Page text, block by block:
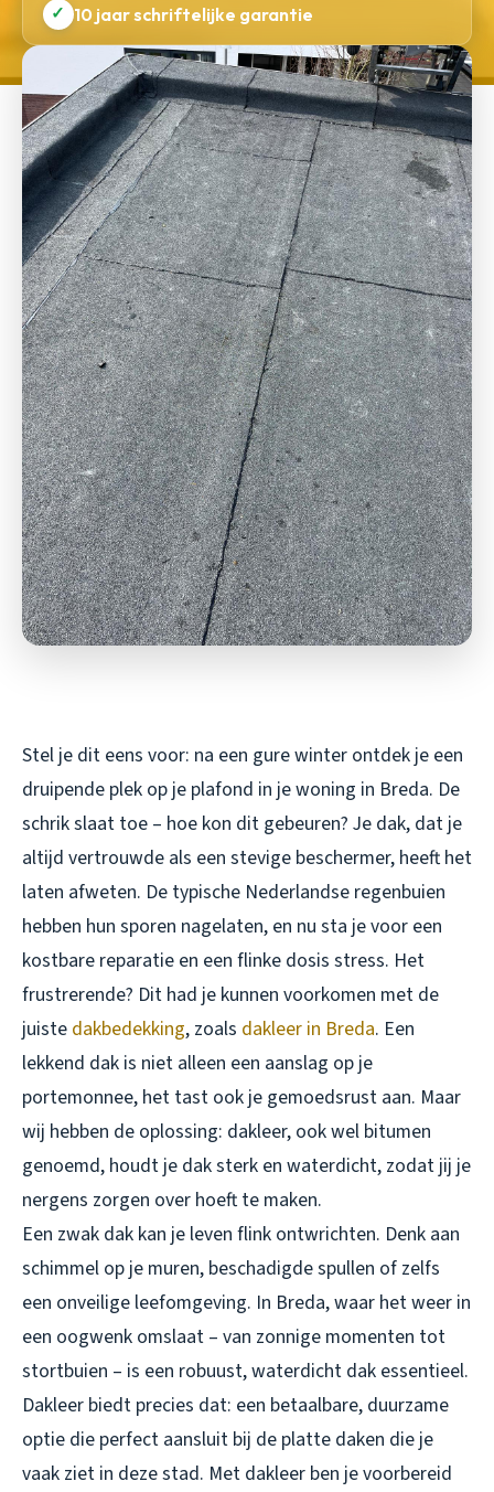
✓ 10 jaar schriftelijke garantie
Stel je dit eens voor: na een gure winter ontdek je een
druipende plek op je plafond in je woning in Breda. De
schrik slaat toe – hoe kon dit gebeuren? Je dak, dat je
altijd vertrouwde als een stevige beschermer, heeft het
laten afweten. De typische Nederlandse regenbuien
hebben hun sporen nagelaten, en nu sta je voor een
kostbare reparatie en een flinke dosis stress. Het
frustrerende? Dit had je kunnen voorkomen met de
juiste dakbedekking, zoals dakleer in Breda. Een
lekkend dak is niet alleen een aanslag op je
portemonnee, het tast ook je gemoedsrust aan. Maar
wij hebben de oplossing: dakleer, ook wel bitumen
genoemd, houdt je dak sterk en waterdicht, zodat jij je
nergens zorgen over hoeft te maken.
Een zwak dak kan je leven flink ontwrichten. Denk aan
schimmel op je muren, beschadigde spullen of zelfs
een onveilige leefomgeving. In Breda, waar het weer in
een oogwenk omslaat – van zonnige momenten tot
stortbuien – is een robuust, waterdicht dak essentieel.
Dakleer biedt precies dat: een betaalbare, duurzame
optie die perfect aansluit bij de platte daken die je
vaak ziet in deze stad. Met dakleer ben je voorbereid